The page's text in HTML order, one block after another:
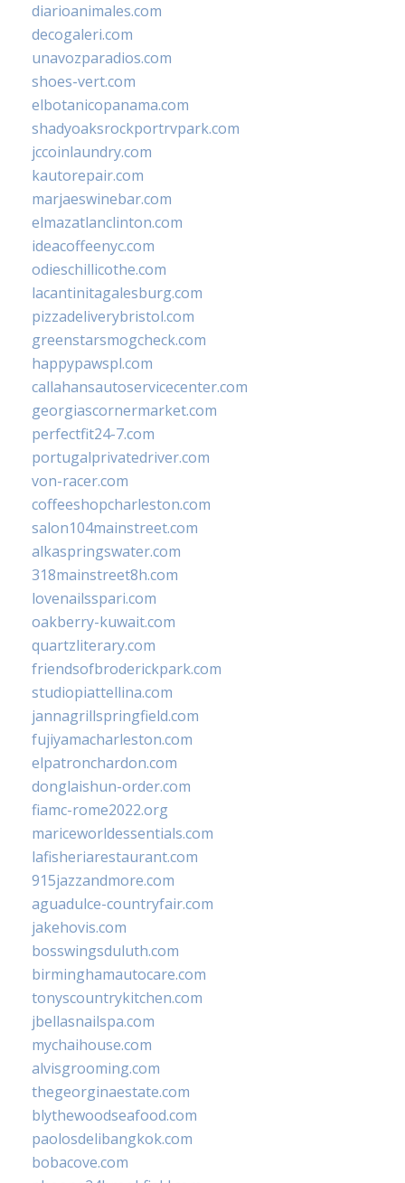
diarioanimales.com
decogaleri.com
unavozparadios.com
shoes-vert.com
elbotanicopanama.com
shadyoaksrockportrvpark.com
jccoinlaundry.com
kautorepair.com
marjaeswinebar.com
elmazatlanclinton.com
ideacoffeenyc.com
odieschillicothe.com
lacantinitagalesburg.com
pizzadeliverybristol.com
greenstarsmogcheck.com
happypawspl.com
callahansautoservicecenter.com
georgiascornermarket.com
perfectfit24-7.com
portugalprivatedriver.com
von-racer.com
coffeeshopcharleston.com
salon104mainstreet.com
alkaspringswater.com
318mainstreet8h.com
lovenailsspari.com
oakberry-kuwait.com
quartzliterary.com
friendsofbroderickpark.com
studiopiattellina.com
jannagrillspringfield.com
fujiyamacharleston.com
elpatronchardon.com
donglaishun-order.com
fiamc-rome2022.org
mariceworldessentials.com
lafisheriarestaurant.com
915jazzandmore.com
aguadulce-countryfair.com
jakehovis.com
bosswingsduluth.com
birminghamautocare.com
tonyscountrykitchen.com
jbellasnailspa.com
mychaihouse.com
alvisgrooming.com
thegeorginaestate.com
blythewoodseafood.com
paolosdelibangkok.com
bobacove.com